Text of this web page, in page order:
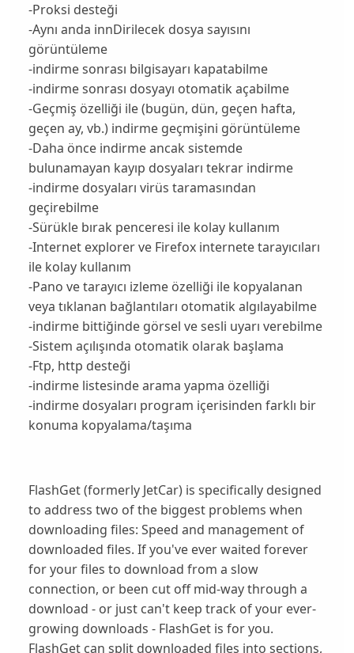
-Proksi desteği
-Aynı anda innDirilecek dosya sayısını
görüntüleme
-indirme sonrası bilgisayarı kapatabilme
-indirme sonrası dosyayı otomatik açabilme
-Geçmiş özelliği ile (bugün, dün, geçen hafta,
geçen ay, vb.) indirme geçmişini görüntüleme
-Daha önce indirme ancak sistemde
bulunamayan kayıp dosyaları tekrar indirme
-indirme dosyaları virüs taramasından
geçirebilme
-Sürükle bırak penceresi ile kolay kullanım
-Internet explorer ve Firefox internete tarayıcıları
ile kolay kullanım
-Pano ve tarayıcı izleme özelliği ile kopyalanan
veya tıklanan bağlantıları otomatik algılayabilme
-indirme bittiğinde görsel ve sesli uyarı verebilme
-Sistem açılışında otomatik olarak başlama
-Ftp, http desteği
-indirme listesinde arama yapma özelliği
-indirme dosyaları program içerisinden farklı bir
konuma kopyalama/taşıma
FlashGet (formerly JetCar) is specifically designed
to address two of the biggest problems when
downloading files: Speed and management of
downloaded files. If you've ever waited forever
for your files to download from a slow
connection, or been cut off mid-way through a
download - or just can't keep track of your ever-
growing downloads - FlashGet is for you.
FlashGet can split downloaded files into sections,